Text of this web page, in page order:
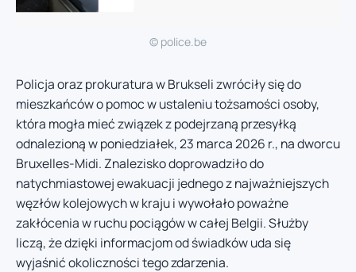
© police.be
Policja oraz prokuratura w Brukseli zwróciły się do
mieszkańców o pomoc w ustaleniu tożsamości osoby,
która mogła mieć związek z podejrzaną przesyłką
odnalezioną w poniedziałek, 23 marca 2026 r., na dworcu
Bruxelles-Midi. Znalezisko doprowadziło do
natychmiastowej ewakuacji jednego z najważniejszych
węzłów kolejowych w kraju i wywołało poważne
zakłócenia w ruchu pociągów w całej Belgii. Służby
liczą, że dzięki informacjom od świadków uda się
wyjaśnić okoliczności tego zdarzenia.